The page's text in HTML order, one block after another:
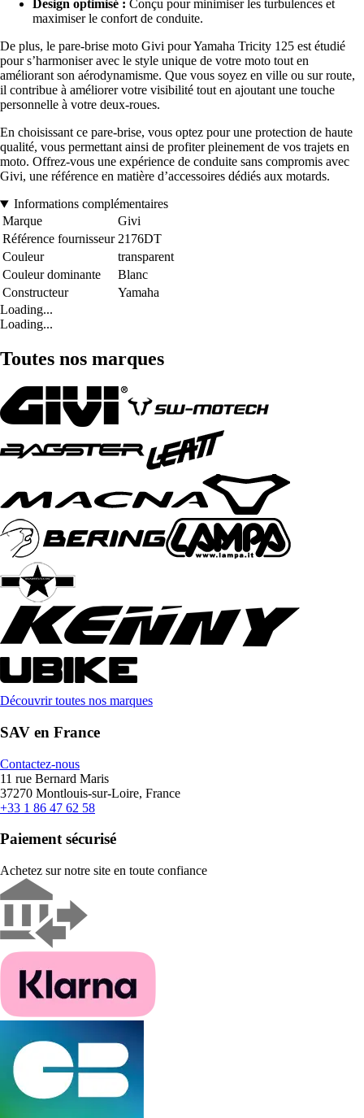
Design optimisé : Conçu pour minimiser les turbulences et
maximiser le confort de conduite.
De plus, le pare-brise moto Givi pour Yamaha Tricity 125 est étudié
pour s’harmoniser avec le style unique de votre moto tout en
améliorant son aérodynamisme. Que vous soyez en ville ou sur route,
il contribue à améliorer votre visibilité tout en ajoutant une touche
personnelle à votre deux-roues.
En choisissant ce pare-brise, vous optez pour une protection de haute
qualité, vous permettant ainsi de profiter pleinement de vos trajets en
moto. Offrez-vous une expérience de conduite sans compromis avec
Givi, une référence en matière d’accessoires dédiés aux motards.
Informations complémentaires
Marque
Givi
Référence fournisseur 2176DT
Couleur
transparent
Couleur dominante
Blanc
Constructeur
Yamaha
Loading...
Loading...
Toutes nos marques
Découvrir toutes nos marques
SAV en France
Contactez-nous
11 rue Bernard Maris
37270 Montlouis-sur-Loire, France
+33 1 86 47 62 58
Paiement sécurisé
Achetez sur notre site en toute confiance